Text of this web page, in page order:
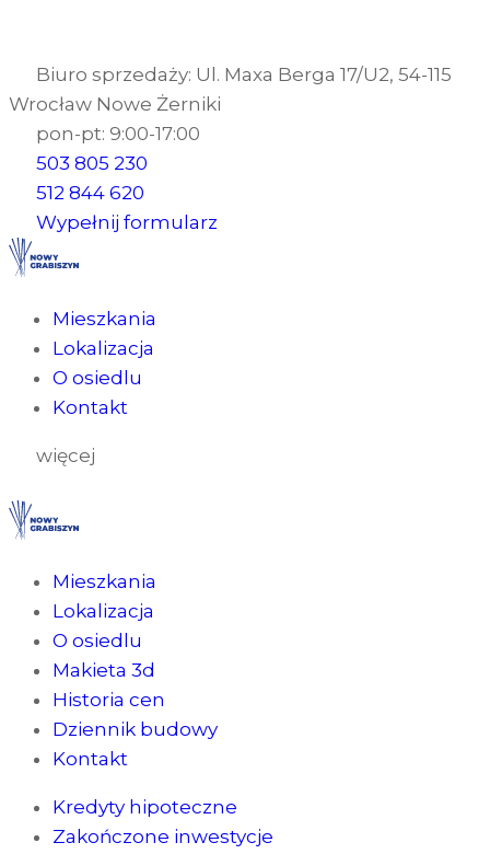
Biuro sprzedaży: Ul. Maxa Berga 17/U2, 54-115
Wrocław Nowe Żerniki
pon-pt: 9:00-17:00
503 805 230
512 844 620
Wypełnij formularz
Mieszkania
Lokalizacja
O osiedlu
Kontakt
więcej
Mieszkania
Lokalizacja
O osiedlu
Makieta 3d
Historia cen
Dziennik budowy
Kontakt
Kredyty hipoteczne
Zakończone inwestycje